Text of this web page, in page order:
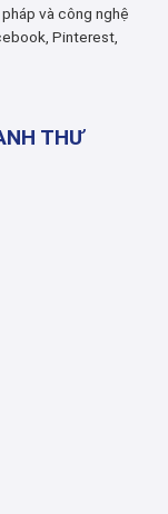
và công nghệ
Pinterest
THƯ